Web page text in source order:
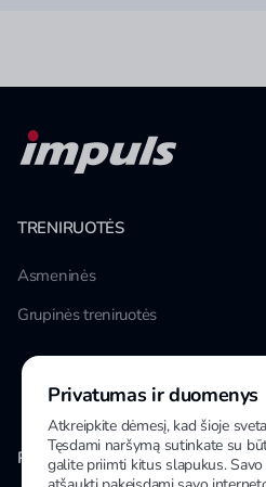
TRENIRUOTĖS
Asmeninės
Grupinės treniruotės
PAPILDOMA INFORMACIJA
Privatumas ir duomenys
Atkreipkite dėmesį, kad šioje
Tęsdami naršymą sutinkate su
galite priimti kitus slapukus.